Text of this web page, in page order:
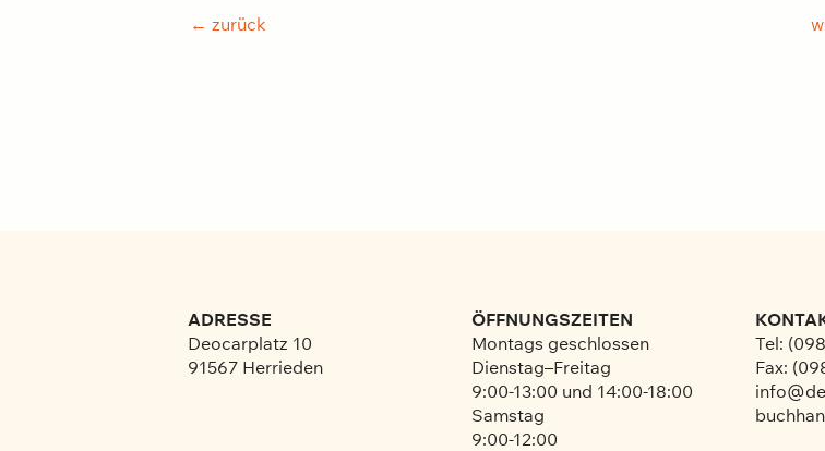
← zurück
ADRESSE
Deocarplatz 10
91567 Herrieden
ÖFFNUNGSZEITEN
Montags geschlossen
Dienstag–Freitag
9:00-13:00 und 14:00-18:00
Samstag
9:00-12:00
Tel:
Fax: